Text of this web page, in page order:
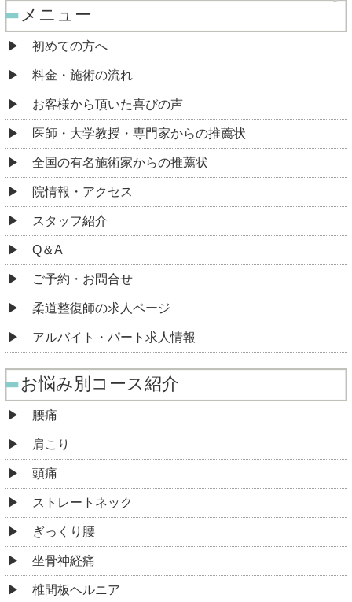
メニュー
初めての方へ
料金・施術の流れ
お客様から頂いた喜びの声
医師・大学教授・専門家からの推薦状
全国の有名施術家からの推薦状
院情報・アクセス
スタッフ紹介
Q＆A
ご予約・お問合せ
柔道整復師の求人ページ
アルバイト・パート求人情報
お悩み別コース紹介
腰痛
肩こり
頭痛
ストレートネック
ぎっくり腰
坐骨神経痛
椎間板ヘルニア